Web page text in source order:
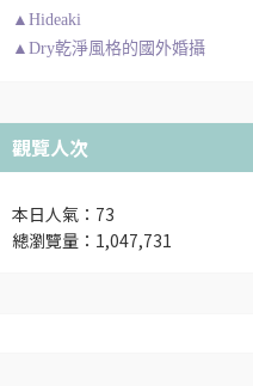
▲Hideaki
▲Dry乾淨風格的國外婚攝
觀覽人次
本日人氣：73
總瀏覽量：1,047,731